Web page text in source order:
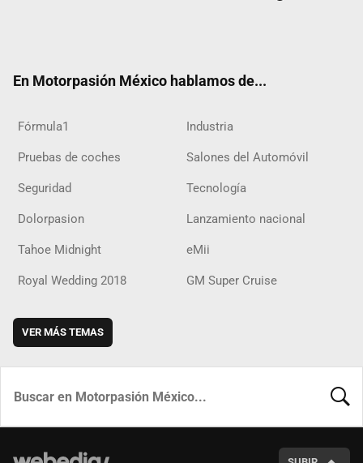
En Motorpasión México hablamos de...
Fórmula1 Industria
Pruebas de coches Salones del Automóvil
Seguridad Tecnología
Dolorpasion Lanzamiento nacional
Tahoe Midnight eMii
Royal Wedding 2018 GM Super Cruise
VER MÁS TEMAS